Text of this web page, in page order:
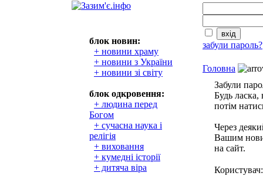
блок новин:
+ новини храму
+ новини з України
+ новини зі світу
блок одкровення:
+ людина перед
Богом
+ сучасна наука і
релігія
+ виховання
+ кумедні історії
+ дитяча віра
забули пароль?
Головна
Забули
Будь ласка,
потім
Через
Вашим
на сайт.
Користувач: